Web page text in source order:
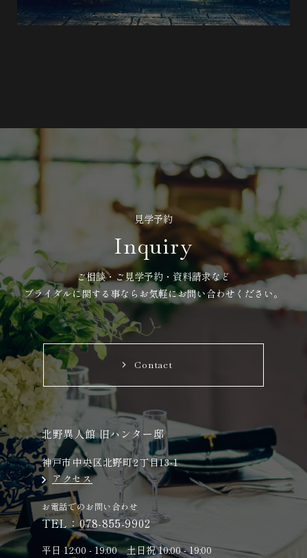
見学予約
Inquiry
ご相談・ご見学予約・資料請求など
ブライダルに関する事ならお気軽にお問い合わせください。
Contact
北野異人館 旧ハンター邸
神戸市中央区北野町2丁目13-1
アクセス
お電話でのお問い合わせ
TEL：078-855-9902
平日 12:00 - 19:00 土日祝 10:00 - 19:00